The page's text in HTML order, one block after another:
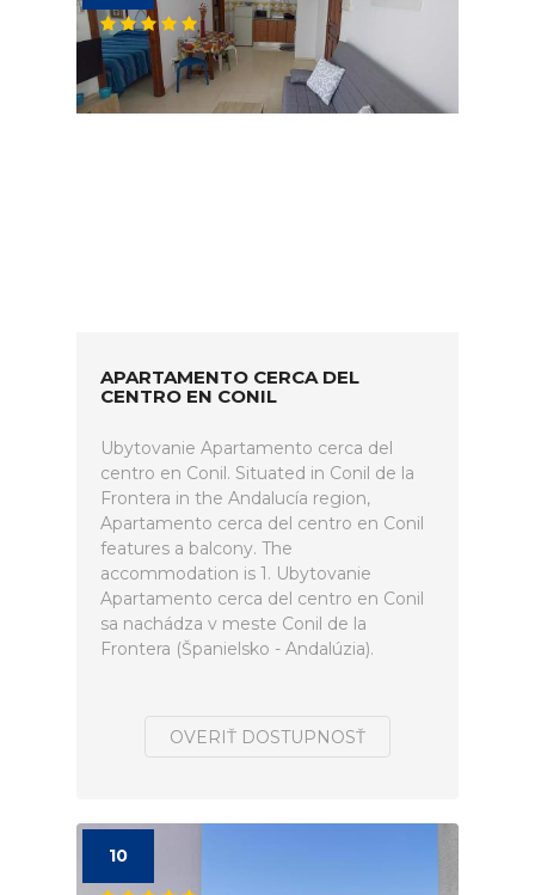
APARTAMENTO CERCA DEL
CENTRO EN CONIL
Ubytovanie Apartamento cerca del
centro en Conil. Situated in Conil de la
Frontera in the Andalucía region,
Apartamento cerca del centro en Conil
features a balcony. The
accommodation is 1. Ubytovanie
Apartamento cerca del centro en Conil
sa nachádza v meste Conil de la
Frontera (Španielsko - Andalúzia).
OVERIŤ DOSTUPNOSŤ
10